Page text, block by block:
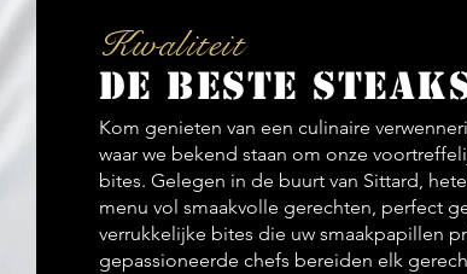
De beste
Kwaliteit
Kom genieten van een culinaire
waar we bekend staan om onze
bites. Gelegen in de buurt van Sittard,
menu vol smaakvolle gerechten, perfect
verrukkelijke bites die uw smaakpapillen
gepassioneerde chefs bereiden elk